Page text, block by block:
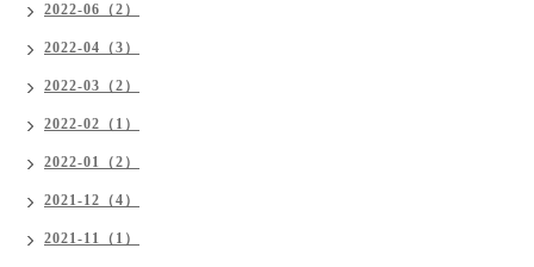
2022-06（2）
2022-04（3）
2022-03（2）
2022-02（1）
2022-01（2）
2021-12（4）
2021-11（1）